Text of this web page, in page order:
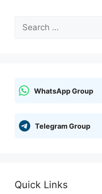
Search
for:
WhatsApp Group
Telegram Group
Quick Links